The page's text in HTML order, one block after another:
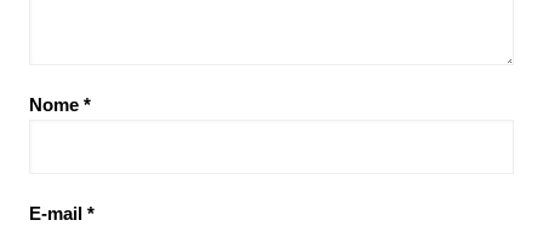
Nome *
E-mail *